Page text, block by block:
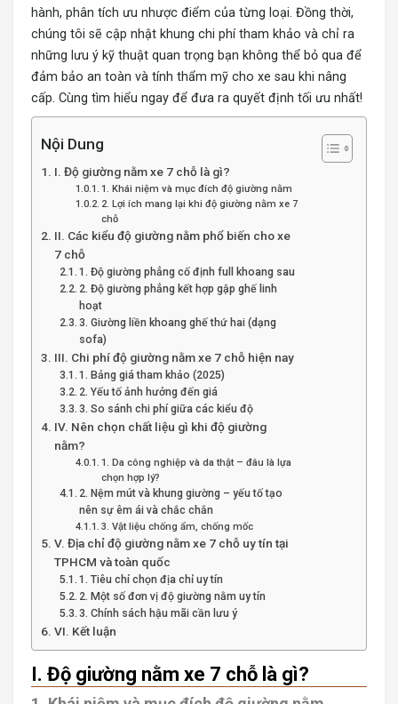
hành, phân tích ưu nhược điểm của từng loại. Đồng thời,
chúng tôi sẽ cập nhật khung chi phí tham khảo và chỉ ra
những lưu ý kỹ thuật quan trọng bạn không thể bỏ qua để
đảm bảo an toàn và tính thẩm mỹ cho xe sau khi nâng
cấp. Cùng tìm hiểu ngay để đưa ra quyết định tối ưu nhất!
Nội Dung
I. Độ giường nằm xe 7 chỗ là gì?
1. Khái niệm và mục đích độ giường nằm
2. Lợi ích mang lại khi độ giường nằm xe 7
chỗ
II. Các kiểu độ giường nằm phổ biến cho xe
7 chỗ
1. Độ giường phẳng cố định full khoang sau
2. Độ giường phẳng kết hợp gập ghế linh
hoạt
3. Giường liền khoang ghế thứ hai (dạng
sofa)
III. Chi phí độ giường nằm xe 7 chỗ hiện nay
1. Bảng giá tham khảo (2025)
2. Yếu tố ảnh hưởng đến giá
3. So sánh chi phí giữa các kiểu độ
IV. Nên chọn chất liệu gì khi độ giường
nằm?
1. Da công nghiệp và da thật – đâu là lựa
chọn hợp lý?
2. Nệm mút và khung giường – yếu tố tạo
nên sự êm ái và chắc chắn
3. Vật liệu chống ẩm, chống mốc
V. Địa chỉ độ giường nằm xe 7 chỗ uy tín tại
TPHCM và toàn quốc
1. Tiêu chí chọn địa chỉ uy tín
2. Một số đơn vị độ giường nằm uy tín
3. Chính sách hậu mãi cần lưu ý
VI. Kết luận
I. Độ giường nằm xe 7 chỗ là gì?